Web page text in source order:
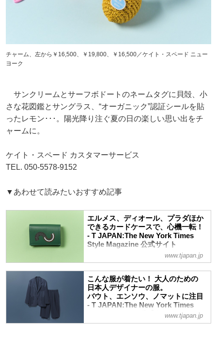
チャーム、左から￥16,500、￥19,800、￥16,500／ケイト・スペード ニュー
ヨーク
サンクリームとサーフボドートのネームタグに貝殻、小
さな花図鑑とサングラス、“オーガニック”認証シールを貼
ったレモン･･･。陽光降り注ぐ夏の日の楽しい思い出をチ
ャームに。
ケイト・スペード カスタマーサービス
TEL. 050-5578-9152
▼あわせて読みたいおすすめ記事
エルメス、ディオール、プラダほか
できるカードケースで、心機一転！
- T JAPAN:The New York Times
Style Magazine 公式サイト
様々なカード類を入れたり、名刺を入れた
をスムーズに進めるための重要アイテム。
新しい季節、カードケースも一新して臨み
たい
www.tjapan.jp
こんな服が着たい！ 大人のための
日本人デザイナーの服。
バウト、エンソウ、ノマットに注目
- T JAPAN:The New York Times
Style Magazine 公式サイトwww.tjapan.jp